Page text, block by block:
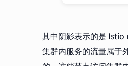
其中阴影表示的是
集群内服务的流量属于